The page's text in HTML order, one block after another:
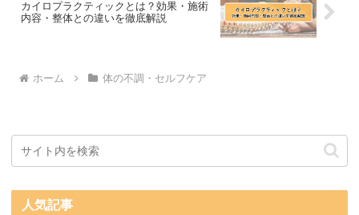
カイロプラクティックとは？効果・施術
内容・整体との違いを徹底解説
ホーム 体の不調・セルフケア
人気記事